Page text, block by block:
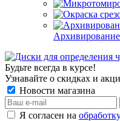
Архивирование
Будьте всегда в курсе!
Узнавайте о скидках и
Новости магазина
Я согласен на